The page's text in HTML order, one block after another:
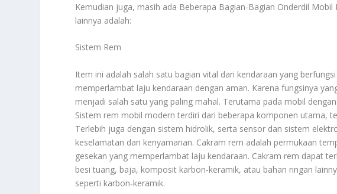
Kemudian juga, masih ada Beberapa Bagian-Bagian Onderdil Mobil
lainnya adalah:
Sistem Rem
Item ini adalah salah satu bagian vital dari kendaraan yang
memperlambat laju kendaraan dengan aman. Karena fungsinya
menjadi salah satu yang paling mahal. Terutama pada mobil
Sistem rem mobil modern terdiri dari beberapa komponen utama,
Terlebih juga dengan sistem hidrolik, serta sensor dan sistem
keselamatan dan kenyamanan. Cakram rem adalah permukaan
gesekan yang memperlambat laju kendaraan. Cakram rem dapat
besi tuang, baja, komposit karbon-keramik, atau bahan ringan
seperti karbon-keramik.